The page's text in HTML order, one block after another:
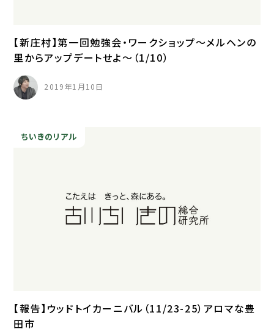
【新庄村】第一回勉強会・ワークショップ～メルヘンの
里からアップデートせよ～（1/10）
2019年1月10日
ちいきのリアル
【報告】ウッドトイカーニバル（11/23-25）アロマな豊
田市